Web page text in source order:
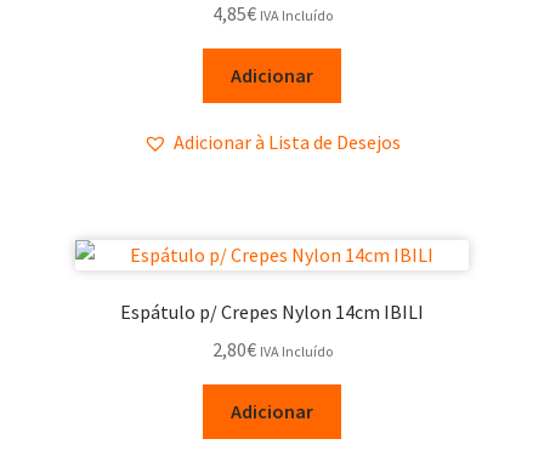
4,85€ IVA Incluído
Adicionar
Adicionar à Lista de Desejos
Espátulo p/ Crepes Nylon 14cm IBILI
2,80€ IVA Incluído
Adicionar